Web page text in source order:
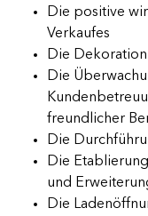
Die positive
Verkaufes
Die
Die
freundlicher
Die
Die
und
Die